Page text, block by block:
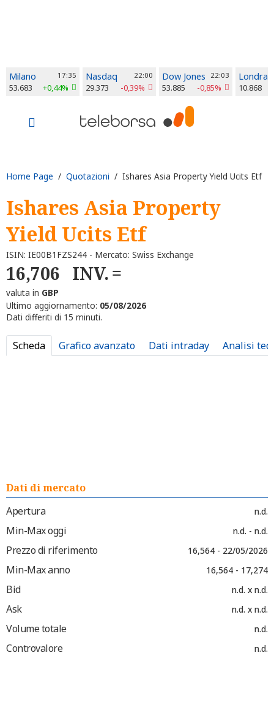
Milano 17:35
53.683 +0,44%
Nasdaq 22:00
29.373 -0,39%
Dow Jones 22:03
53.885 -0,85%
Londra
10.868
Home Page / Quotazioni / Ishares Asia Property Yield Ucits Etf
Ishares Asia Property
Yield Ucits Etf
ISIN: IE00B1FZS244 - Mercato: Swiss Exchange
16,706 INV.
valuta in GBP
Ultimo aggiornamento: 05/08/2026
Dati differiti di 15 minuti.
Scheda Grafico avanzato Dati intraday Analisi
Dati di mercato
Apertura
n.d.
Min-Max oggi n.d. - n.d.
Prezzo di riferimento 16,564 - 22/05/2026
Min-Max anno 16,564 - 17,274
Bid n.d. x n.d.
Ask n.d. x n.d.
Volume totale n.d.
Controvalore n.d.